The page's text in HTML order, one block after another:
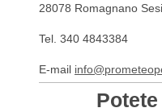
28078 Romagnano
Tel. 340 4843384
E-mail